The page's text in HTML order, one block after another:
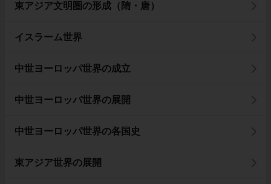
東アジア文明圏の形成（隋・唐）
イスラーム世界
中世ヨーロッパ世界の成立
中世ヨーロッパ世界の展開
中世ヨーロッパ世界の各国史
東アジア世界の展開